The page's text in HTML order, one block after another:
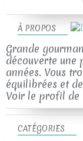
À PROPOS
Grande
découverte une
années. Vous
équilibrées et
Voir le profil de
CATÉGORIES